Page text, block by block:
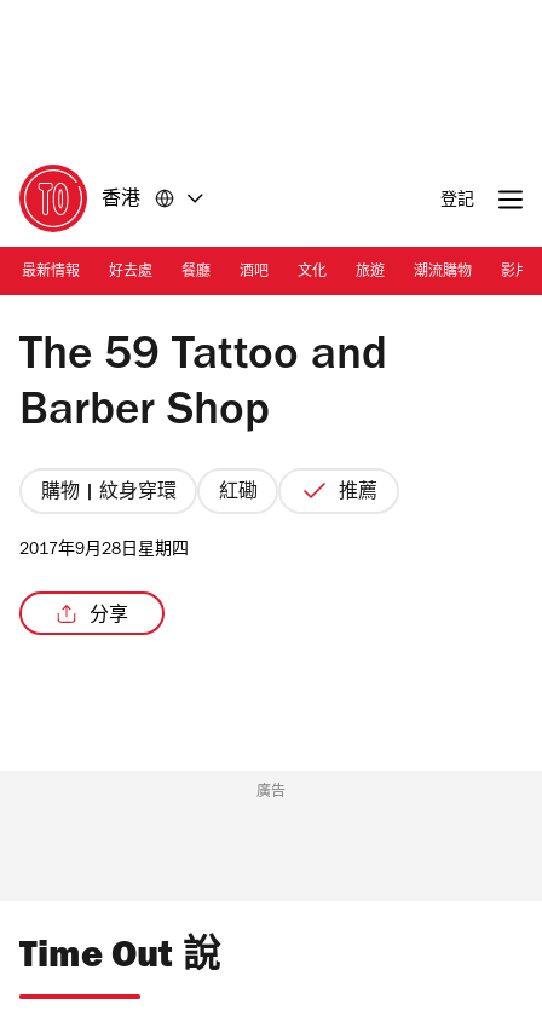
香港 登記
最新情報 好去處 餐廳 酒吧 文化 旅遊 潮流購物 影片
Photograph: Facebook/the59tattoo
The 59 Tattoo and
Barber Shop
購物 | 紋身穿環 紅磡 推薦
2017年9月28日星期四
分享
廣告
Time Out 說